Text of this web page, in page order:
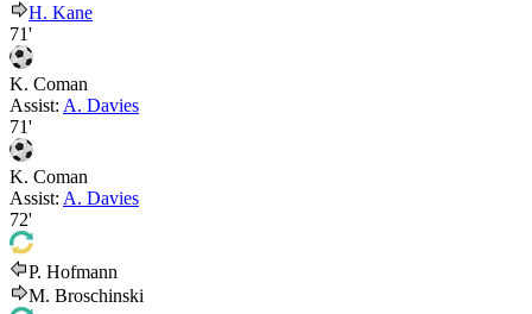
H. Kane
71'
K. Coman
Assist: A. Davies
71'
K. Coman
Assist: A. Davies
72'
P. Hofmann
M. Broschinski